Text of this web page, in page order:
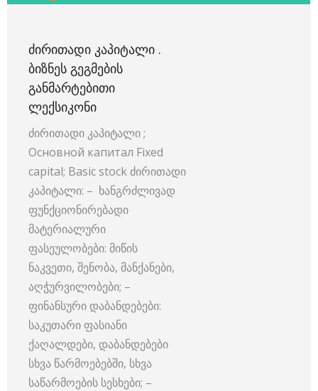
ᲫᲘᲠᲘᲗᲐᲓᲘ ᲙᲐᲞᲘᲢᲐᲚᲘ .
ᲑᲘᲖᲜᲔᲡ ᲒᲔᲒᲛᲔᲑᲘᲡ
ᲒᲐᲜᲛᲐᲠᲢᲔᲑᲘᲗᲘ
ᲚᲔᲥᲡᲘᲙᲝᲜᲘ
ძირითადი კაპიტალი ;
Основной капитал Fixed
capital; Basic stock ძირითადი
კაპიტალი: – ხანგრძლივად
ფუნქციონირებადი
მატერიალური
ფასეულობები: მიწის
ნაკვეთი, შენობა, მანქანები,
აღჭურვილობები; –
ფინანსური დაბანდებები:
საკუთარი ფასიანი
ქაღალდები, დაბანდებები
სხვა წარმოებებში, სხვა
საწარმოების სესხები; –